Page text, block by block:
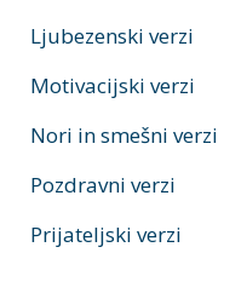
Ljubezenski verzi
Motivacijski verzi
Nori in smešni verzi
Pozdravni verzi
Prijateljski verzi